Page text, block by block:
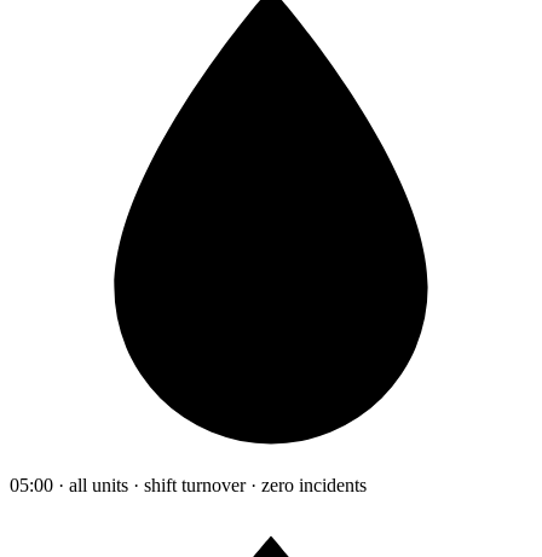
05:00 · all units · shift turnover · zero incidents